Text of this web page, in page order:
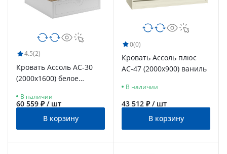
4.5(2)
Кровать Ассоль АС-30
(2000х1600) белое
В наличии
60 559 ₽ / шт
В корзину
0(0)
Кровать Ассоль плюс
АС-47 (2000х900) ваниль
В наличии
43 512 ₽ / шт
В корзину